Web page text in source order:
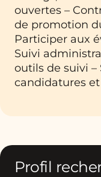
ouvertes –
de promotion
Participer aux
Suivi
outils de suivi –
candidatures et
Profil